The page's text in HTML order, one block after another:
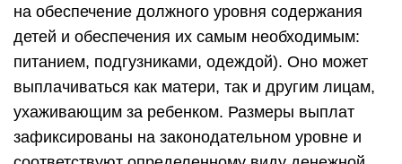
на обеспечение должного уровня содержания
детей и обеспечения их самым необходимым:
питанием, подгузниками, одеждой). Оно может
выплачиваться как матери, так и другим лицам,
ухаживающим за ребенком. Размеры выплат
зафиксированы на законодательном уровне и